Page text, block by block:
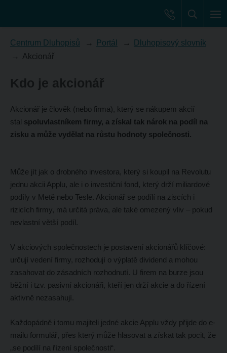
Centrum Dluhopisů Portál
Dluhopisový slovník
Akcionář
Kdo je akcionář
Akcionář je člověk (nebo firma), který se nákupem akcií
stal spoluvlastníkem firmy, a získal tak nárok na podíl na
zisku a může vydělat na růstu hodnoty společnosti.
Může jít jak o drobného investora, který si koupil na Revolutu
jednu akcii Applu, ale i o investiční fond, který drží miliardové
podíly v Metě nebo Tesle. Akcionář se podílí na ziscích i
rizicích firmy, má určitá práva, ale také omezený vliv – pokud
nevlastní větší podíl.
V akciových společnostech je postavení akcionářů klíčové:
určují vedení firmy, rozhodují o výplatě dividend a mohou
zasahovat do zásadních rozhodnutí. U firem na burze jsou
běžní i tzv. pasivní akcionáři, kteří jen drží akcie a do řízení
aktivně nezasahují.
Každopádně i tomu majiteli jedné akcie Applu vždy přijde do e-
mailu formulář, přes který může hlasovat a získat tak pocit, že
„se podílí na řízení společnosti“.